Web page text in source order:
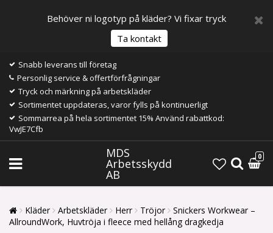
Behöver ni logotyp på kläder? Vi fixar tryck
Ta kontakt
Snabb leverans till företag
Personlig service & offertförfrågningar
Tryck och märkning på arbetskläder
Sortimentet uppdateras, varor fylls på kontinuerligt
Sommarrea på hela sortimentet 15% Använd rabattkod:
VwJE7Cfb
MDS
Arbetsskydd
AB
0
Kläder Arbetskläder Herr Tröjor
Snickers Workwear –
AllroundWork, Huvtröja i fleece med hellång dragkedja